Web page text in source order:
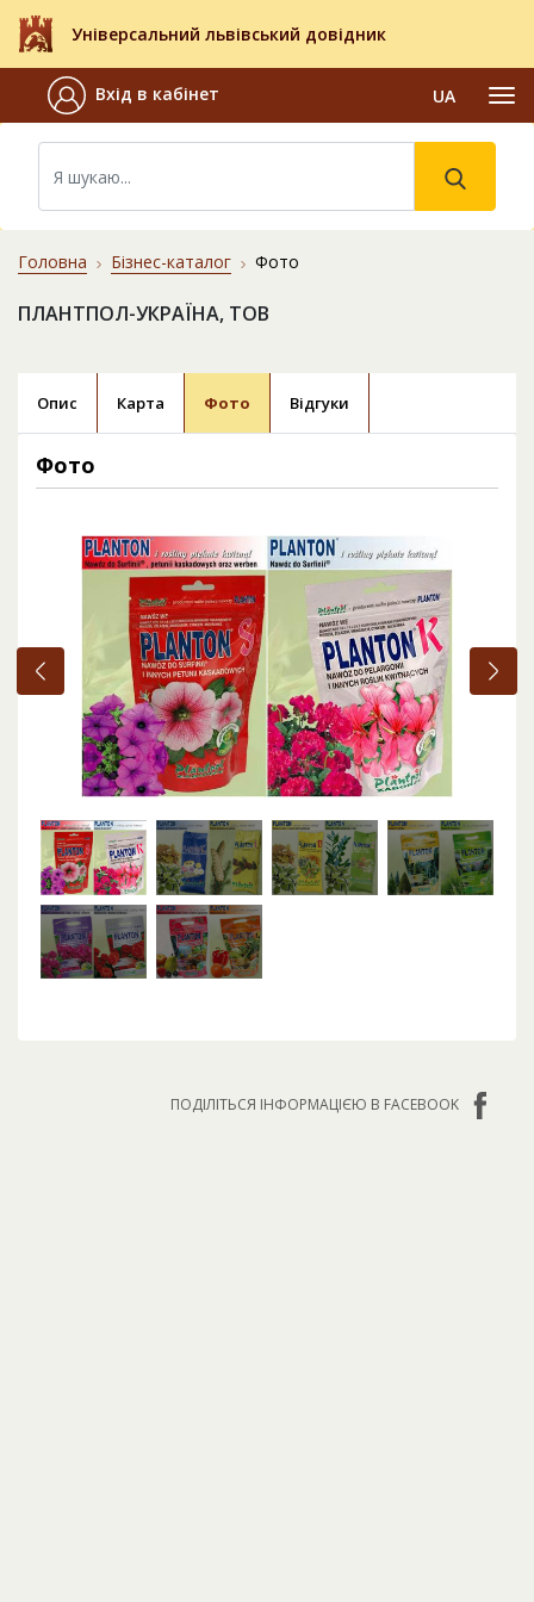
Універсальний львівський довідник
Вхід в кабінет UA
Головна Бізнес-каталог Фото
ПЛАНТПОЛ-УКРАЇНА, ТОВ
Опис Карта Фото Відгуки
Фото
ПОДІЛІТЬСЯ ІНФОРМАЦІЄЮ В FACEBOOK